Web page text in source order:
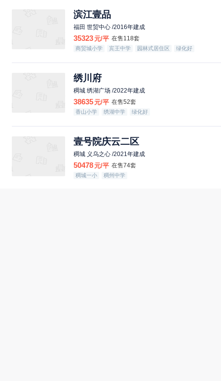
滨江壹品
福田 世贸中心 /2016年建成
35323元/平 在售118套
商贸城小学 宾王中学 园林式居住区 绿化好
绣川府
稠城 绣湖广场 /2022年建成
38635元/平 在售52套
香山小学 绣湖中学 绿化好
壹号院庆云二区
稠城 义乌之心 /2021年建成
50478元/平 在售74套
稠城一小 稠州中学